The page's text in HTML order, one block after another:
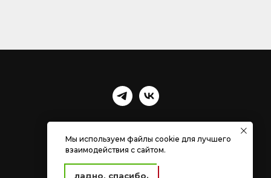
Мы используем файлы cookie для лучшего
взаимодействия с сайтом.
ладно, спасибо.